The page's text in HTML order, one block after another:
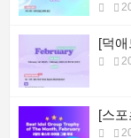
[덕
[스